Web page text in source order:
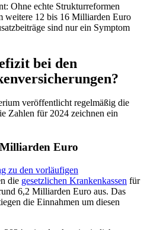
Ohne echte Strukturreformen
weitere 12 bis 16 Milliarden Euro
sind nur ein Symptom
bei den
veröffentlicht regelmäßig die
Zahlen für 2024 zeichnen ein
Euro
zu den vorläufigen
die gesetzlichen Krankenkassen für
6,2 Milliarden Euro aus. Das
die Einnahmen um diesen